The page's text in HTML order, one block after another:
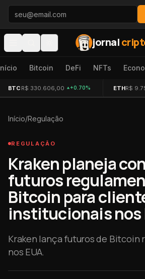
Pular para o conteúdo
jornal
Bitcoin DeFi NFTs
BTC R$ 330.606,00 +0.70% ETHR$
Início/Regulação
REGULAÇÃO
Kraken planeja
futuros
Bitcoin para
institucionais nos
Kraken lança futuros de Bitcoin
nos EUA.